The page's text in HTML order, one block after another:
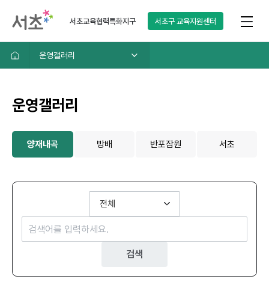
서초교육협력특화지구 서초구교육지원센터
운영갤러리
운영갤러리
양재내곡 방배 반포잠원 서초
검색